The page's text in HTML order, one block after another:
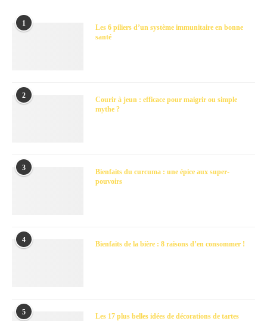
1
Les 6 piliers d’un système immunitaire en bonne
santé
2
Courir à jeun : efficace pour maigrir ou simple
mythe ?
3
Bienfaits du curcuma : une épice aux super-
pouvoirs
4 Bienfaits de la bière : 8 raisons d’en consommer !
5 Les 17 plus belles idées de décorations de tartes